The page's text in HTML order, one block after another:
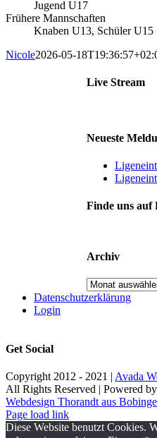
Jugend U17
Frühere Mannschaften
Knaben U13, Schüler U15
Nicole2026-05-
Live Stream
Neueste
Finde uns auf
Archiv
Archiv
Datenschutzerklärung
Login
Get Social
Copyright 2012 - 2021 | Avada
All Rights Reserved | Powered by
Webdesign Thorandt aus
Page load link
Diese Website benutzt Cookies.